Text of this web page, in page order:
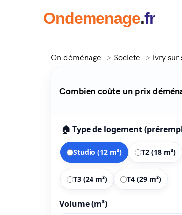
Ondemenage.fr
On déménage Societe ivry sur
Combien coûte un prix
🏠 Type de logement
Studio (12 m³) T2 (18 m³)
T3 (24 m³) T4 (29 m³)
Volume (m³)